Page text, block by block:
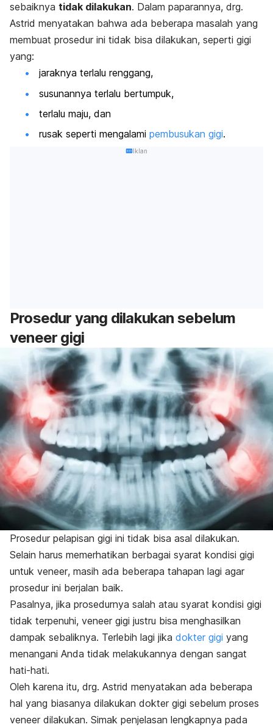
sebaiknya tidak dilakukan. Dalam paparannya, drg.
Astrid menyatakan bahwa ada beberapa masalah yang
membuat prosedur ini tidak bisa dilakukan, seperti gigi
yang:
jaraknya terlalu renggang,
susunannya terlalu bertumpuk,
terlalu maju, dan
rusak seperti mengalami pembusukan gigi.
Iklan
Prosedur yang dilakukan sebelum
veneer gigi
Prosedur pelapisan gigi ini tidak bisa asal dilakukan.
Selain harus memerhatikan berbagai syarat kondisi gigi
untuk veneer, masih ada beberapa tahapan lagi agar
prosedur ini berjalan baik.
Pasalnya, jika prosedurnya salah atau syarat kondisi gigi
tidak terpenuhi, veneer gigi justru bisa menghasilkan
dampak sebaliknya. Terlebih lagi jika dokter gigi yang
menangani Anda tidak melakukannya dengan sangat
hati-hati.
Oleh karena itu, drg. Astrid menyatakan ada beberapa
hal yang biasanya dilakukan dokter gigi sebelum proses
veneer dilakukan. Simak penjelasan lengkapnya pada